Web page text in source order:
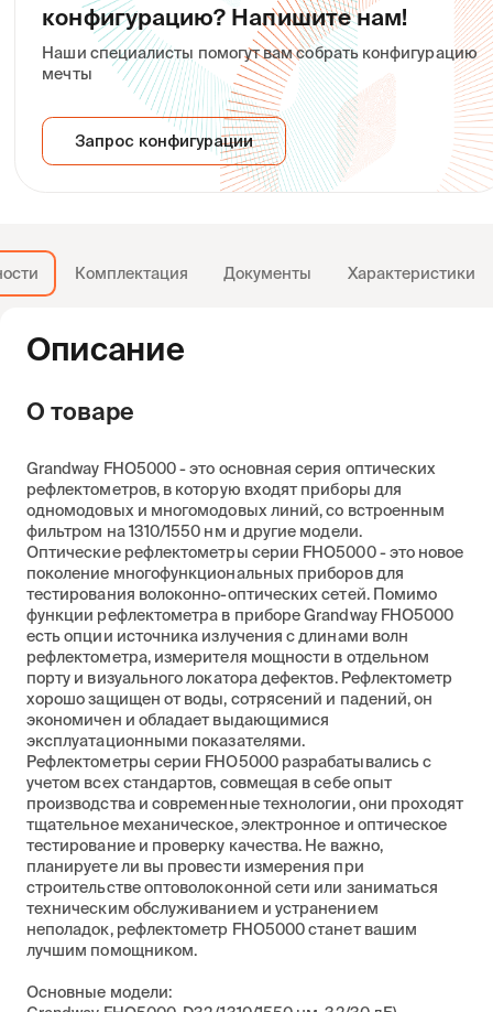
Grandway 5000-ABS
Производитель:Grandway
в наличии
(MLG0297)
Производитель: Grandway
1 140
в наличии
конфигурацию? Напишите нам!
Наши специалисты помогут вам собрать конфигурацию
мечты
Запрос конфигурации
Комплектация Документы Характеристики
Описание
О товаре
Grandway FHO5000 - это основная серия оптических
рефлектометров, в которую входят приборы для
одномодовых и многомодовых линий, со встроенным
фильтром на 1310/1550 нм и другие модели.
Оптические рефлектометры серии FHO5000 - это новое
поколение многофункциональных приборов для
тестирования волоконно-оптических сетей. Помимо
функции рефлектометра в приборе Grandway FHO5000
есть опции источника излучения с длинами волн
рефлектометра, измерителя мощности в отдельном
порту и визуального локатора дефектов. Рефлектометр
хорошо защищен от воды, сотрясений и падений, он
экономичен и обладает выдающимися
эксплуатационными показателями.
Рефлектометры серии FHO5000 разрабатывались с
учетом всех стандартов, совмещая в себе опыт
производства и современные технологии, они проходят
тщательное механическое, электронное и оптическое
тестирование и проверку качества. Не важно,
планируете ли вы провести измерения при
строительстве оптоволоконной сети или заниматься
техническим обслуживанием и устранением
неполадок, рефлектометр FHO5000 станет вашим
лучшим помощником.
Основные модели: